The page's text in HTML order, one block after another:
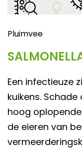
Pluimvee
Een infectieuze
kuikens.
hoog
de eieren van